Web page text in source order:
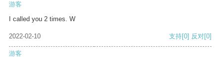
游客
I called you 2 times. W
2022-02-10 支持[0] 反对[0]
游客